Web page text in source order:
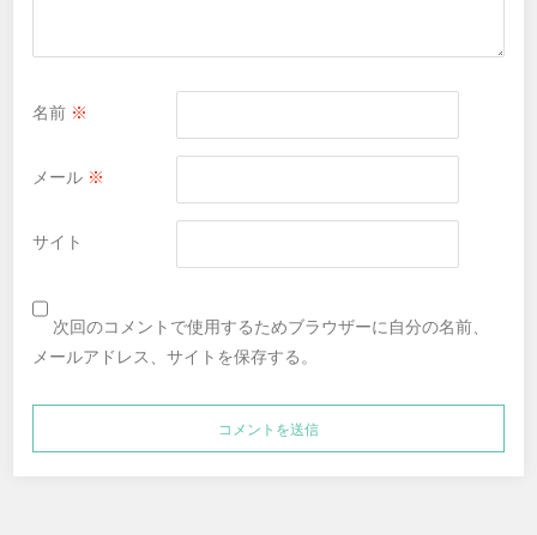
名前 ※
メール ※
サイト
次回のコメントで使用するためブラウザーに自分の名前、
メールアドレス、サイトを保存する。